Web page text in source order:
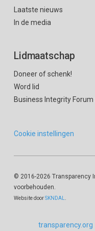
Laatste nieuws
In de media
Lidmaatschap
Doneer of schenk!
Word lid
Business Integrity Forum
Cookie instellingen
© 2016-2026 Transparency
voorbehouden.
Website doorSKNDAL
transparency.org